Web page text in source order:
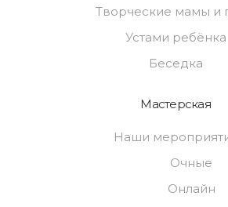
Творческие мамы и
Устами ребёнка
Беседка
Мастерская
Наши
Очные
Онлайн